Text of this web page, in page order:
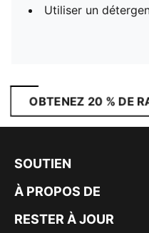
Utiliser un
OBTENEZ 20 % DE
SOUTIEN
À PROPOS DE
RESTER À JOUR